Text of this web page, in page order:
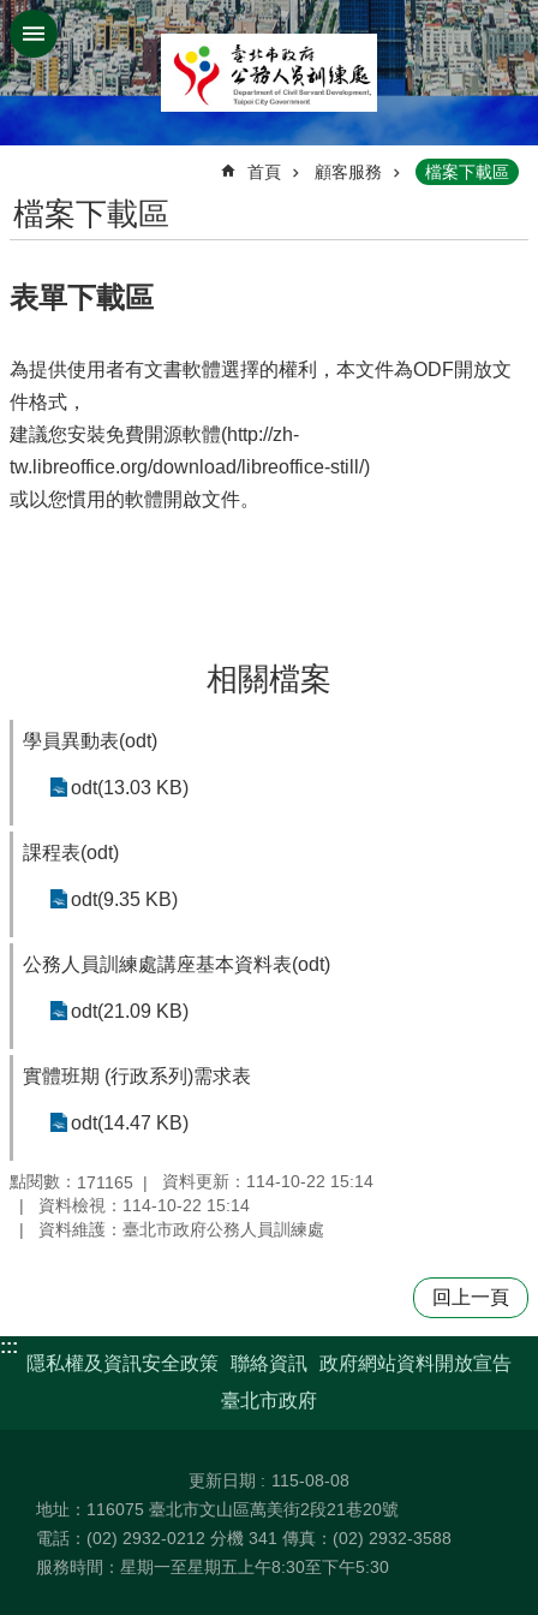
跳到主要內容區塊
首頁 顧客服務 檔案下載區
檔案下載區
表單下載區
為提供使用者有文書軟體選擇的權利，本文件為ODF開放文
件格式，
建議您安裝免費開源軟體(http://zh-
tw.libreoffice.org/download/libreoffice-still/)
或以您慣用的軟體開啟文件。
相關檔案
學員異動表(odt)
odt(13.03 KB)
課程表(odt)
odt(9.35 KB)
公務人員訓練處講座基本資料表(odt)
odt(21.09 KB)
實體班期 (行政系列)需求表
odt(14.47 KB)
點閱數： 171165
資料更新：114-10-22 15:14
資料檢視：114-10-22 15:14
資料維護：臺北市政府公務人員訓練處
回上一頁
:::
隱私權及資訊安全政策 聯絡資訊 政府網站資料開放宣告
臺北市政府
更新日期
115-08-08
地址：116075 臺北市文山區萬美街2段21巷20號
電話：(02) 2932-0212 分機 341 傳真：(02) 2932-3588
服務時間：星期一至星期五上午8:30至下午5:30